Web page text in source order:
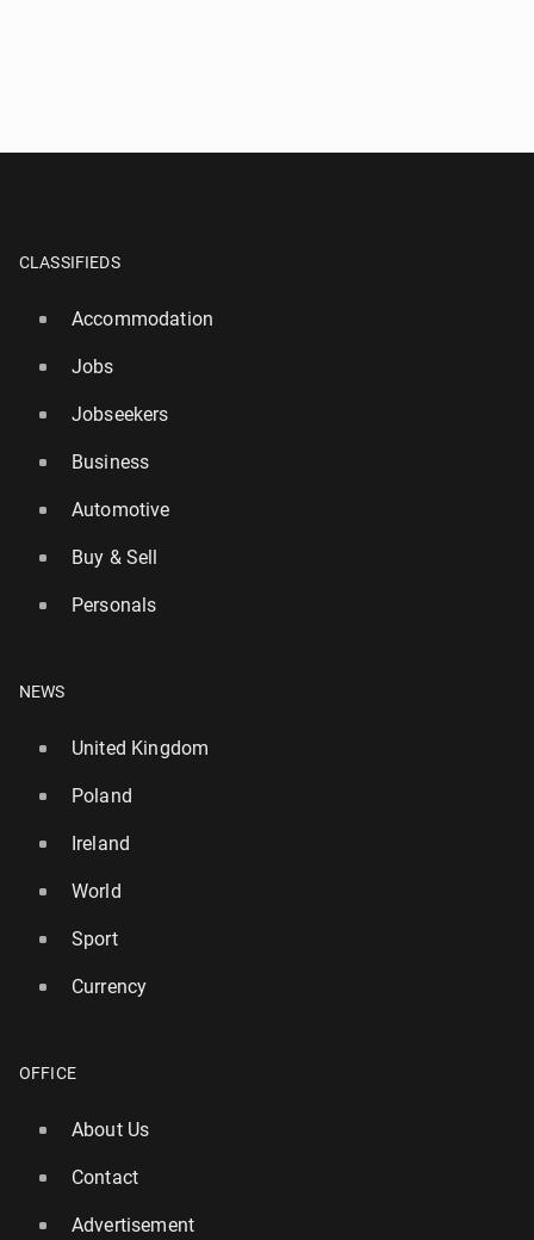
CLASSIFIEDS
Accommodation
Jobs
Jobseekers
Business
Automotive
Buy & Sell
Personals
NEWS
United Kingdom
Poland
Ireland
World
Sport
Currency
OFFICE
About Us
Contact
Advertisement